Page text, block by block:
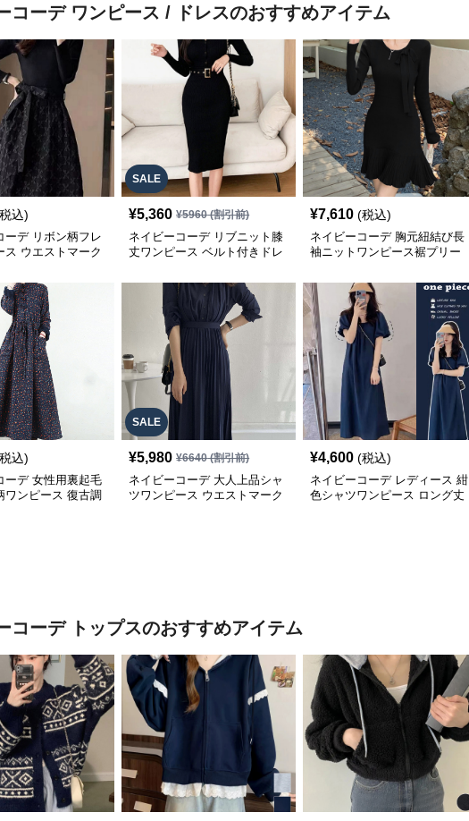
コーデ ワンピース / ドレスのおすすめアイテム
込)
ーデ リボン柄フレ
ス ウエストマーク
SALE
¥5,360 ¥5960(割引前)
ネイビーコーデ リブニット膝
丈ワンピース ベルト付きドレ
¥7,610 (税込)
ネイビーコーデ 胸元紐結び長
袖ニットワンピース裾プリー
込)
ーデ 女性用裏起毛
ワンピース 復古調
SALE
¥5,980 ¥6640(割引前)
ネイビーコーデ 大人上品シャ
ツワンピース ウエストマーク
¥4,600 (税込)
ネイビーコーデ レディース 紺
色シャツワンピース ロング丈
コーデ トップスのおすすめアイテム